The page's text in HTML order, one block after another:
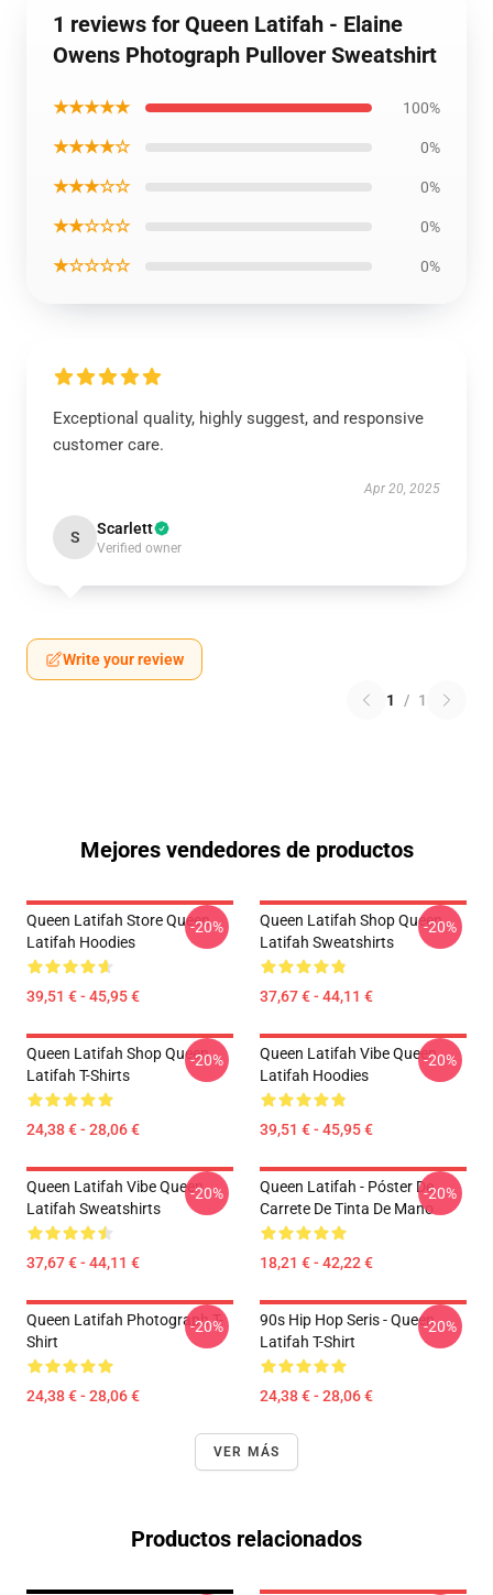
1 reviews for Queen Latifah - Elaine
Owens Photograph Pullover Sweatshirt
★★★★★ 100%
★★★★☆ 0%
★★★☆☆ 0%
★★☆☆☆ 0%
★☆☆☆☆ 0%
Exceptional quality, highly suggest, and responsive
customer care.
Apr 20, 2025
S Scarlett
Verified owner
Write your review
1 / 1
Mejores vendedores de productos
Queen Latifah Store Queen
Latifah Hoodies
39,51 € - 45,95 €
-20%
Queen Latifah Shop Queen
Latifah Sweatshirts
37,67 € - 44,11 €
-20%
Queen Latifah Shop Queen
Latifah T-Shirts
24,38 € - 28,06 €
-20%
Queen Latifah Vibe Queen
Latifah Hoodies
39,51 € - 45,95 €
-20%
Queen Latifah Vibe Queen
Latifah Sweatshirts
37,67 € - 44,11 €
-20%
Queen Latifah - Póster De
Carrete De Tinta De Mano
18,21 € - 42,22 €
-20%
Queen Latifah Photograph T-
Shirt
24,38 € - 28,06 €
-20%
90s Hip Hop Seris - Queen
Latifah T-Shirt
24,38 € - 28,06 €
-20%
VER MÁS
Productos relacionados